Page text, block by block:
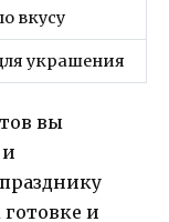
вкусу
украшения
вы
и